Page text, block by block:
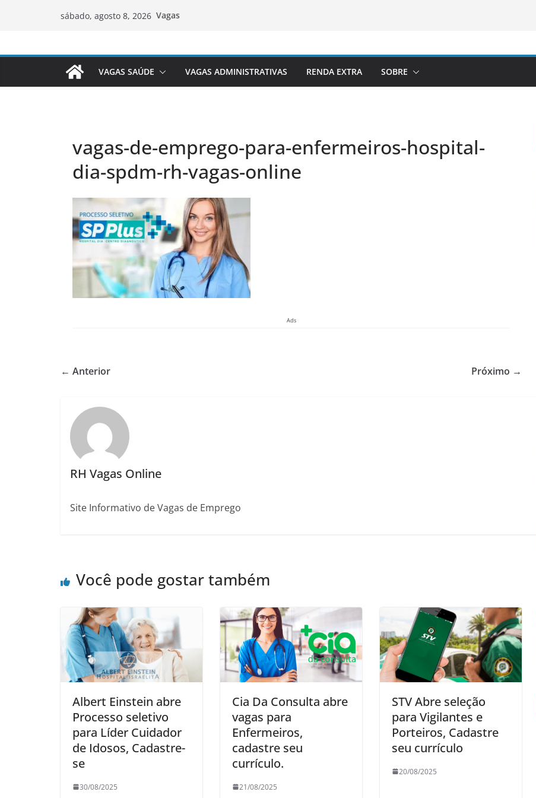
conteúdo
sábado, agosto 8, 2026 Vagas
VAGAS SAÚDE VAGAS ADMINISTRATIVAS RENDA EXTRA SOBRE
vagas-de-emprego-para-enfermeiros-hospital-
dia-spdm-rh-vagas-online
Ads
← Anterior Próximo →
RH Vagas Online
Site Informativo de Vagas de Emprego
Você pode gostar também
Albert Einstein abre
Processo seletivo
para Líder Cuidador
de Idosos, Cadastre-
se
30/08/2025
Cia Da Consulta abre
vagas para
Enfermeiros,
cadastre seu
currículo.
21/08/2025
STV Abre seleção
para Vigilantes e
Porteiros, Cadastre
seu currículo
20/08/2025